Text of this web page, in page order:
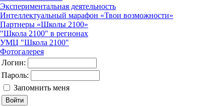
Экспериментальная деятельность
Интеллектуальный марафон «Твои возможности»
Партнеры «Школы 2100»
"Школа 2100" в регионах
УМЦ "Школа 2100"
Фотогалерея
Логин:
Пароль:
Запомнить меня